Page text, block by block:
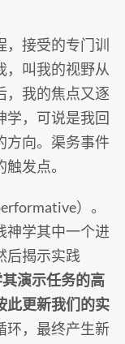
接受的专门训
，叫我的视野从
，我的焦点又逐
学，可说是我回
方向。渠务事件
发点。
）。
神学其中一个进
后揭示实践
演示任务的高
此更新我们的实
环，最终产生新